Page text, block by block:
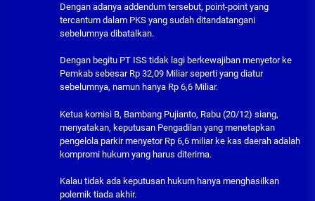
Dengan adanya addendum tersebut, point-point yang
tercantum dalam PKS yang sudah ditandatangani
sebelumnya dibatalkan.
Dengan begitu PT ISS tidak lagi berkewajiban menyetor ke
Pemkab sebesar Rp 32,09 Miliar seperti yang diatur
sebelumnya, namun hanya Rp 6,6 Miliar.
Ketua komisi B, Bambang Pujianto, Rabu (20/12) siang,
menyatakan, keputusan Pengadilan yang menetapkan
pengelola parkir menyetor Rp 6,6 miliar ke kas daerah adalah
kompromi hukum yang harus diterima.
Kalau tidak ada keputusan hukum hanya menghasilkan
polemik tiada akhir.